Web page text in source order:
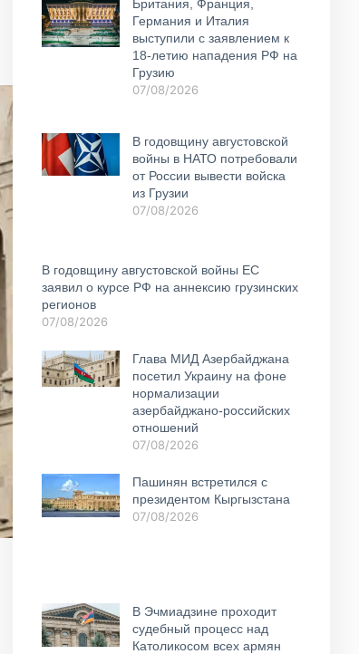
Британия, Франция,
Германия и Италия
выступили с заявлением к
18-летию нападения РФ на
Грузию
07/08/2026
В годовщину августовской
войны в НАТО потребовали
от России вывести войска
из Грузии
07/08/2026
В годовщину августовской войны ЕС
заявил о курсе РФ на аннексию грузинских
регионов
07/08/2026
Глава МИД Азербайджана
посетил Украину на фоне
нормализации
азербайджано-российских
отношений
07/08/2026
Пашинян встретился с
президентом Кыргызстана
07/08/2026
В Эчмиадзине проходит
судебный процесс над
Католикосом всех армян